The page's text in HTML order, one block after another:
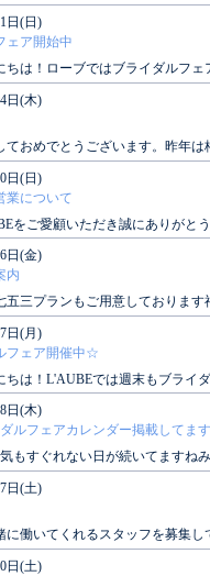
おります！ぜひご見学にお越..
日(日)
ェア開始中
ちは！ローブではブライダルフェ
内可能でございますぜひご見学に
日(木)
ておめでとうございます。昨年は
上げます。本年も皆さまに素敵な
日(日)
業について
をご愛顧いただき誠にありがと
つきまして、下記の通りご案..
日(金)
内
五三プランもご用意しておりま
ざいますぜひご検討くださいませ
日(月)
フェア開催中☆
ちは！L'AUBEでは週末もブライ
す！来週の土日もご案内可能でご
日(木)
ルフェアカレンダー掲載してます
もすぐれない日が続いてますね
い！7月のブライダルフェアカレ..
日(土)
に働いてくれるスタッフを募集し
ご連絡ください募集職種【正社員
日(土)